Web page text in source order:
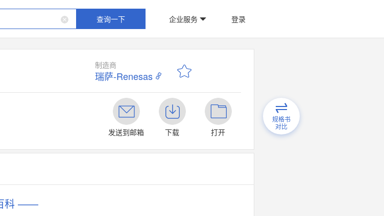
查询一下 企业服务 登录
制造商
瑞萨-Renesas
发送到邮箱
下载 打开
规格书
对比
科 ——